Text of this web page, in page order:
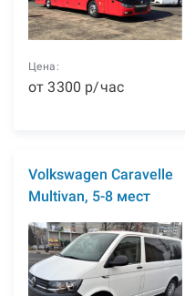
Цена:
от3300 р/час
Volkswagen Caravelle
Multivan, 5-8 мест